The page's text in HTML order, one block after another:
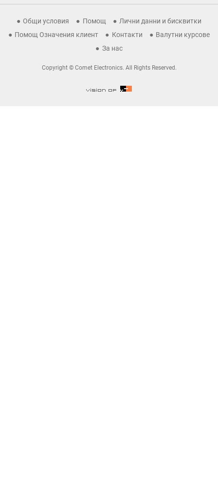
Общи условия Помощ
Лични данни и бисквитки
Помощ Означения клиент
Контакти
Валутни курсове
За нас
Copyright © Comet Electronics. All Rights Reserved.